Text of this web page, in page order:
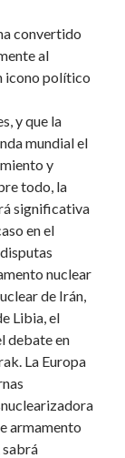
convertido
al
icono político
y que la
mundial el
y
todo, la
significativa
en el
nuclear
de Irán,
Libia, el
debate en
La Europa
armamento
sabrá